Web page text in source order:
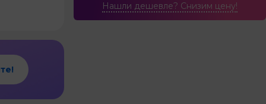
Нашли дешевле? Cнизим цену!